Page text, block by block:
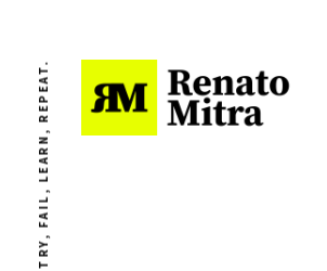
TRY, FAIL, LEARN, REPEAT.